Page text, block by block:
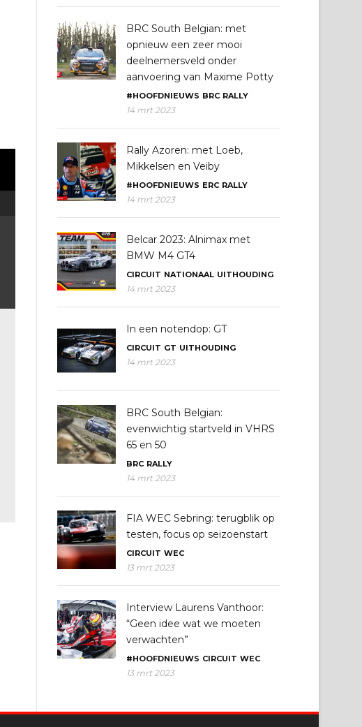
BRC South Belgian: met
opnieuw een zeer mooi
deelnemersveld onder
aanvoering van Maxime Potty
#HOOFDNIEUWS BRC RALLY
14 mrt 2023
Rally Azoren: met Loeb,
Mikkelsen en Veiby
#HOOFDNIEUWS ERC RALLY
14 mrt 2023
Belcar 2023: Alnimax met
BMW M4 GT4
CIRCUIT NATIONAAL UITHOUDING
14 mrt 2023
In een notendop: GT
CIRCUIT GT UITHOUDING
14 mrt 2023
BRC South Belgian:
evenwichtig startveld in VHRS
65 en 50
BRC RALLY
14 mrt 2023
FIA WEC Sebring: terugblik op
testen, focus op seizoenstart
CIRCUIT WEC
13 mrt 2023
Interview Laurens Vanthoor:
“Geen idee wat we moeten
verwachten”
#HOOFDNIEUWS CIRCUIT WEC
13 mrt 2023